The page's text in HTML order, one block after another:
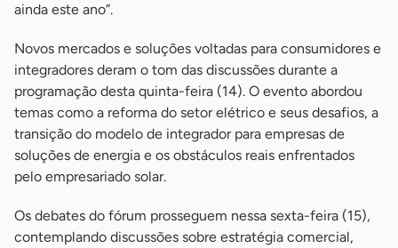
ainda este ano”.
Novos mercados e soluções voltadas para consumidores e
integradores deram o tom das discussões durante a
programação desta quinta-feira (14). O evento abordou
temas como a reforma do setor elétrico e seus desafios, a
transição do modelo de integrador para empresas de
soluções de energia e os obstáculos reais enfrentados
pelo empresariado solar.
Os debates do fórum prosseguem nessa sexta-feira (15),
contemplando discussões sobre estratégia comercial,